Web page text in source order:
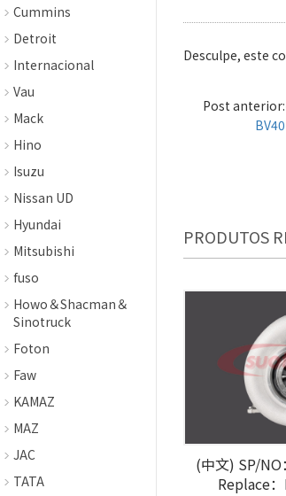
Desculpe, este
Post
PRODUTOS
(中文) SP/
Replace
Cummins
Detroit
Internacional
Vau
Mack
Hino
Isuzu
Nissan UD
Hyundai
Mitsubishi
fuso
Howo＆Shacman＆
Sinotruck
Foton
Faw
KAMAZ
MAZ
JAC
TATA